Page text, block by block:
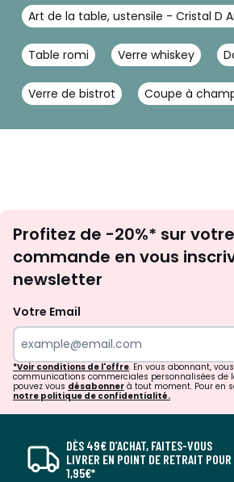
Art de la table, ustensile - Cristal D
Table romi Verre whiskey
Verre de bistrot Coupe à
Profitez de -20%* sur
commande en vous
newsletter
Votre Email
*Voir conditions de l'offre. En vous abonnant,
communications commerciales personnalisées de
pouvez vous désabonner à tout moment. Pour en
notre politique de confidentialité.
DÈS 49€ D’ACHAT, FAITES-VOUS
LIVRER EN POINT DE RETRAIT POUR
1,95€*